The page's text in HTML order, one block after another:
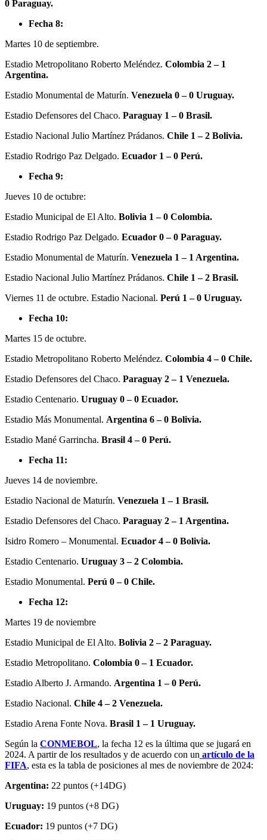
0 Paraguay.
Fecha 8:
Martes 10 de septiembre.
Estadio Metropolitano Roberto Meléndez. Colombia 2 – 1
Argentina.
Estadio Monumental de Maturín. Venezuela 0 – 0 Uruguay.
Estadio Defensores del Chaco. Paraguay 1 – 0 Brasil.
Estadio Nacional Julio Martínez Prádanos. Chile 1 – 2 Bolivia.
Estadio Rodrigo Paz Delgado. Ecuador 1 – 0 Perú.
Fecha 9:
Jueves 10 de octubre:
Estadio Municipal de El Alto. Bolivia 1 – 0 Colombia.
Estadio Rodrigo Paz Delgado. Ecuador 0 – 0 Paraguay.
Estadio Monumental de Maturín. Venezuela 1 – 1 Argentina.
Estadio Nacional Julio Martínez Prádanos. Chile 1 – 2 Brasil.
Viernes 11 de octubre. Estadio Nacional. Perú 1 – 0 Uruguay.
Fecha 10:
Martes 15 de octubre.
Estadio Metropolitano Roberto Meléndez. Colombia 4 – 0 Chile.
Estadio Defensores del Chaco. Paraguay 2 – 1 Venezuela.
Estadio Centenario. Uruguay 0 – 0 Ecuador.
Estadio Más Monumental. Argentina 6 – 0 Bolivia.
Estadio Mané Garrincha. Brasil 4 – 0 Perú.
Fecha 11:
Jueves 14 de noviembre.
Estadio Nacional de Maturín. Venezuela 1 – 1 Brasil.
Estadio Defensores del Chaco. Paraguay 2 – 1 Argentina.
Isidro Romero – Monumental. Ecuador 4 – 0 Bolivia.
Estadio Centenario. Uruguay 3 – 2 Colombia.
Estadio Monumental. Perú 0 – 0 Chile.
Fecha 12:
Martes 19 de noviembre
Estadio Municipal de El Alto. Bolivia 2 – 2 Paraguay.
Estadio Metropolitano. Colombia 0 – 1 Ecuador.
Estadio Alberto J. Armando. Argentina 1 – 0 Perú.
Estadio Nacional. Chile 4 – 2 Venezuela.
Estadio Arena Fonte Nova. Brasil 1 – 1 Uruguay.
Según la CONMEBOL, la fecha 12 es la última que se jugará en
2024. A partir de los resultados y de acuerdo con un artículo de la
FIFA, esta es la tabla de posiciones al mes de noviembre de 2024:
Argentina: 22 puntos (+14DG)
Uruguay: 19 puntos (+8 DG)
Ecuador: 19 puntos (+7 DG)